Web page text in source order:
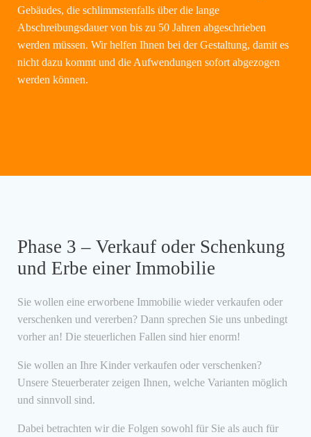
Gebäudes, die schlimmstenfalls über die lange
Abschreibungsdauer von bis zu 50 Jahren abgeschrieben
werden müssen. Wir helfen Ihnen bei der Gestaltung, damit es
nicht dazu kommt und die Aufwendungen sofort abgezogen
werden können.
Phase 3 – Verkauf oder Schenkung
und Erbe einer Immobilie
Sie wollen eine erworbene Immobilie wieder verkaufen oder
verschenken und vererben? Dann sprechen Sie uns unbedingt
vorher an! Die steuerlichen Fallen sind hier enorm!
Sie wollen an Ihre Kinder verkaufen oder verschenken?
Unsere Steuerberater zeigen Ihnen, welche Varianten möglich
und sinnvoll sind.
Dabei betrachten wir die Folgen sowohl für Sie als auch für